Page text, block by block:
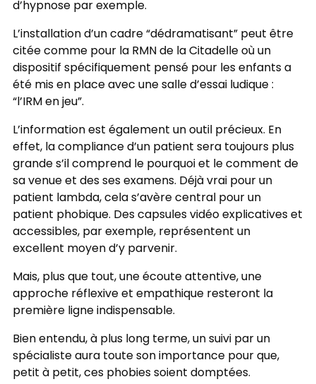
d’hypnose par exemple.
L’installation d’un cadre “dédramatisant” peut être
citée comme pour la RMN de la Citadelle où un
dispositif spécifiquement pensé pour les enfants a
été mis en place avec une salle d’essai ludique :
“l’IRM en jeu”.
L’information est également un outil précieux. En
effet, la compliance d’un patient sera toujours plus
grande s’il comprend le pourquoi et le comment de
sa venue et des ses examens. Déjà vrai pour un
patient lambda, cela s’avère central pour un
patient phobique. Des capsules vidéo explicatives et
accessibles, par exemple, représentent un
excellent moyen d’y parvenir.
Mais, plus que tout, une écoute attentive, une
approche réflexive et empathique resteront la
première ligne indispensable.
Bien entendu, à plus long terme, un suivi par un
spécialiste aura toute son importance pour que,
petit à petit, ces phobies soient domptées.